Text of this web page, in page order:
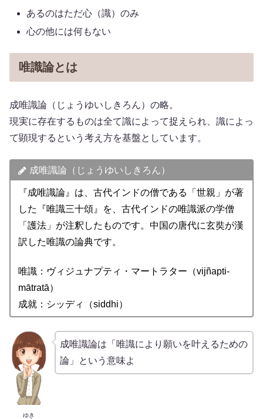
あるのはただ心（識）のみ
心の他には何もない
唯識論とは
成唯識論（じょうゆいしきろん）の略。
現実に存在するものは全て識によって捉えられ、識によっ
て顕現するという考え方を基盤としています。
成唯識論（じょうゆいしきろん）
『成唯識論』は、古代インドの僧である「世親」が著
した『唯識三十頌』を、古代インドの唯識派の学僧
「護法」が注釈したものです。中国の唐代に玄奘が漢
訳した唯識の論典です。
唯識：ヴィジュナプティ・マートラター（vijñapti-
mātratā）
成就：シッディ（siddhi）
ゆき
成唯識論は「唯識により願いを叶えるための
論」という意味よ